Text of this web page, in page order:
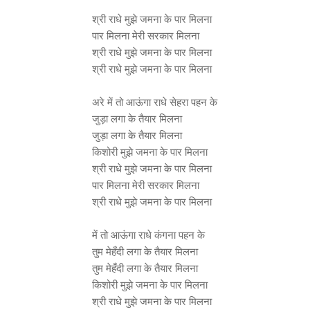
श्री राधे मुझे जमना के पार मिलना
पार मिलना मेरी सरकार मिलना
श्री राधे मुझे जमना के पार मिलना
श्री राधे मुझे जमना के पार मिलना
अरे में तो आऊंगा राधे सेहरा पहन के
जुड़ा लगा के तैयार मिलना
जुड़ा लगा के तैयार मिलना
किशोरी मुझे जमना के पार मिलना
श्री राधे मुझे जमना के पार मिलना
पार मिलना मेरी सरकार मिलना
श्री राधे मुझे जमना के पार मिलना
में तो आऊंगा राधे कंगना पहन के
तुम मेहँदी लगा के तैयार मिलना
तुम मेहँदी लगा के तैयार मिलना
किशोरी मुझे जमना के पार मिलना
श्री राधे मुझे जमना के पार मिलना